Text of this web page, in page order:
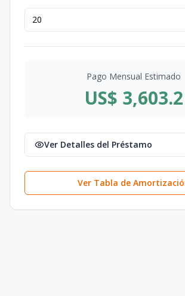
Pago Mensual Estimado
US$ 3,603.2
Ver Detalles del Préstamo
Ver Tabla de